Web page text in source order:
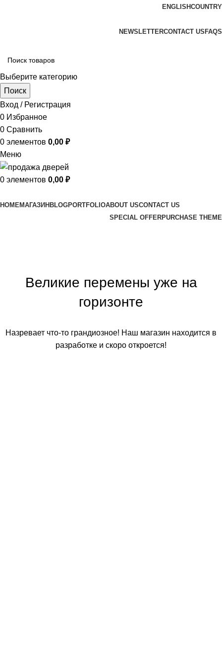
ENGLISHCOUNTRY
NEWSLETTERCONTACT US FAQS
Выберите категорию
Поиск
Вход / Регистрация
0 Избранное
0 Сравнить
0 элементов 0,00 ₽
Меню
0 элементов 0,00 ₽
HOMEМАГАЗИН BLOGPORTFOLIOABOUT USCONTACT US
SPECIAL OFFERPURCHASE THEME
Великие перемены уже на
горизонте
Назревает что-то грандиозное! Наш магазин находится в
разработке и скоро откроется!